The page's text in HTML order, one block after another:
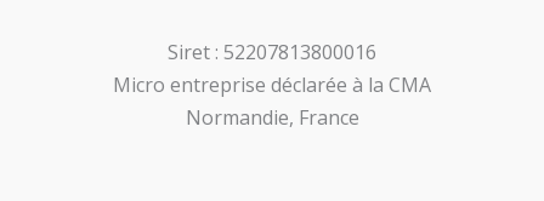
Siret : 52207813800016
Micro entreprise déclarée à la CMA
Normandie, France